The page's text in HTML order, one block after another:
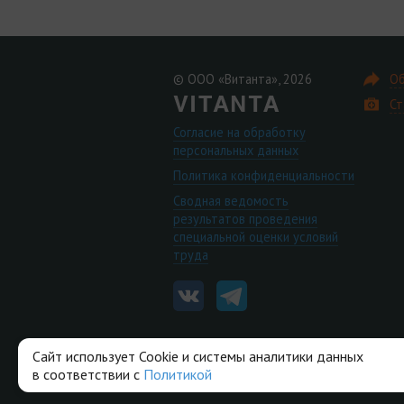
© ООО «Витанта», 2026
Согласие на обработку
персональных данных
Политика конфиденциальности
Сводная ведомость
результатов проведения
специальной оценки условий
труда
Сайт использует Cookie и системы аналитики данных
в соответствии с Политикой